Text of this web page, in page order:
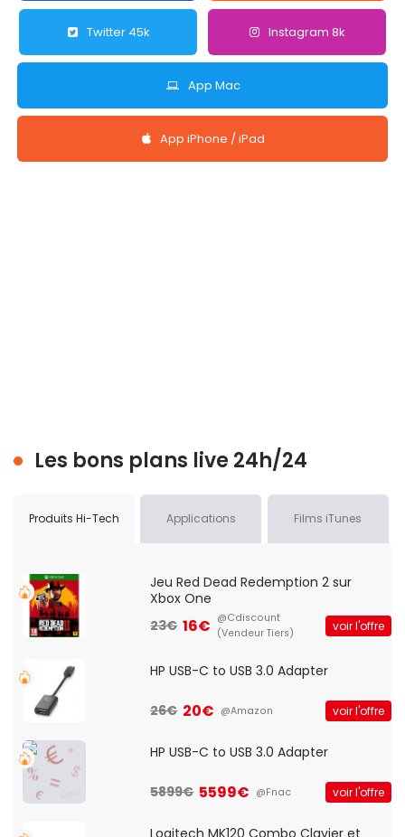
Twitter 45k Instagram 8k
App Mac
App iPhone / iPad
Les bons plans live 24h/24
Produits Hi-Tech Applications Films iTunes
Jeu Red Dead Redemption 2 sur
Xbox One
23€ 16€ @Cdiscount
(Vendeur Tiers)
voir l'offre
HP USB-C to USB 3.0 Adapter
26€ 20€ @Amazon voir l'offre
HP USB-C to USB 3.0 Adapter
5899€ 5599€ @Fnac voir l'offre